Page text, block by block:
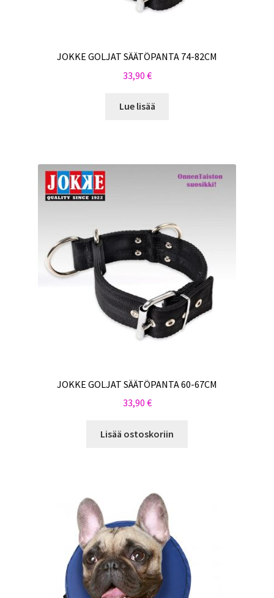
JOKKE GOLJAT SÄÄTÖPANTA 74-82CM
33,90 €
Lue lisää
JOKKE GOLJAT SÄÄTÖPANTA 60-67CM
33,90 €
Lisää ostoskoriin